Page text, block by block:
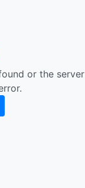
or the server